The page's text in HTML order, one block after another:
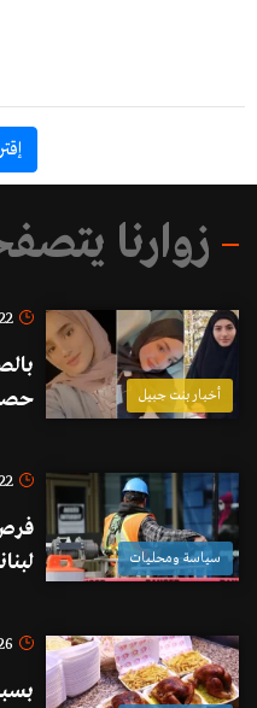
زوارنا
أخبار بنت جبيل
سياسة ومحليات